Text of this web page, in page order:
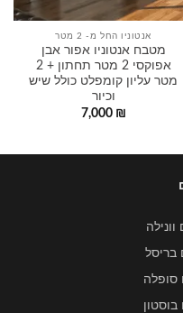
אנטוניו החל מ- 2 מטר
מטבח אנטוניו אפור אבן
אפוקסי 2 מטר תחתון + 2
מטר עליון קומפלט כולל שיש
וכיור
7,000 ₪